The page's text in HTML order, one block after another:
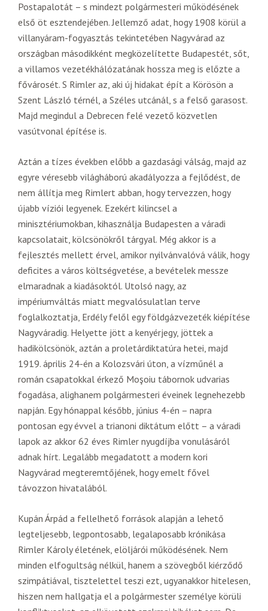
Postapalotát – s mindezt polgármesteri működésének
első öt esztendejében. Jellemző adat, hogy 1908 körül a
villanyáram-fogyasztás tekintetében Nagyvárad az
országban másodikként megközelítette Budapestét, sőt,
a villamos vezetékhálózatának hossza meg is előzte a
fővárosét. S Rimler az, aki új hidakat épít a Körösön a
Szent László térnél, a Széles utcánál, s a felső garasost.
Majd megindul a Debrecen felé vezető közvetlen
vasútvonal építése is.
Aztán a tízes években előbb a gazdasági válság, majd az
egyre véresebb világháború akadályozza a fejlődést, de
nem állítja meg Rimlert abban, hogy tervezzen, hogy
újabb víziói legyenek. Ezekért kilincsel a
minisztériumokban, kihasználja Budapesten a váradi
kapcsolatait, kölcsönökről tárgyal. Még akkor is a
fejlesztés mellett érvel, amikor nyilvánvalóvá válik, hogy
deficites a város költségvetése, a bevételek messze
elmaradnak a kiadásoktól. Utolsó nagy, az
impériumváltás miatt megvalósulatlan terve
foglalkoztatja, Erdély felől egy földgázvezeték kiépítése
Nagyváradig. Helyette jött a kenyérjegy, jöttek a
hadikölcsönök, aztán a proletárdiktatúra hetei, majd
1919. április 24-én a Kolozsvári úton, a vízműnél a
román csapatokkal érkező Moşoiu tábornok udvarias
fogadása, alighanem polgármesteri éveinek legnehezebb
napján. Egy hónappal később, június 4-én – napra
pontosan egy évvel a trianoni diktátum előtt – a váradi
lapok az akkor 62 éves Rimler nyugdíjba vonulásáról
adnak hírt. Legalább megadatott a modern kori
Nagyvárad megteremtőjének, hogy emelt fővel
távozzon hivatalából.
Kupán Árpád a fellelhető források alapján a lehető
legteljesebb, legpontosabb, legalaposabb krónikása
Rimler Károly életének, elöljárói működésének. Nem
minden elfogultság nélkül, hanem a szövegből kiérződő
szimpátiával, tisztelettel teszi ezt, ugyanakkor hitelesen,
hiszen nem hallgatja el a polgármester személye körüli